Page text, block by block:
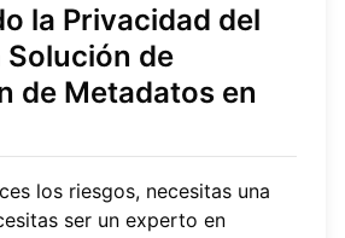
la Privacidad del
Solución de
de Metadatos en
los riesgos, necesitas una
ser un experto en